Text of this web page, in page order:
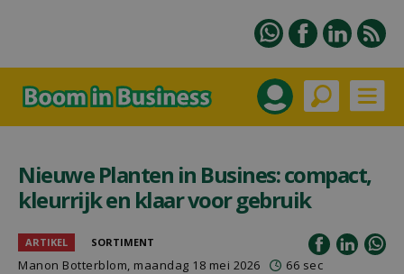
Nieuwe Planten in Busines: compact,
kleurrijk en klaar voor gebruik
ARTIKEL SORTIMENT
Manon Botterblom, maandag 18 mei 2026 66 sec